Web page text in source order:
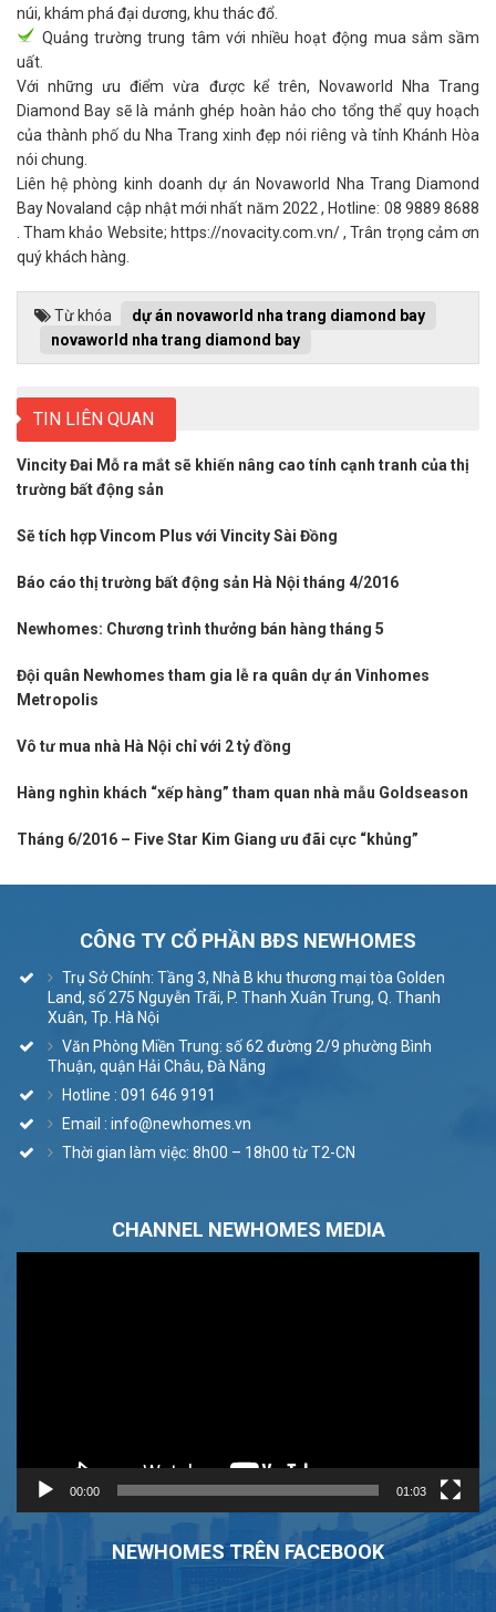
núi, khám phá đại dương, khu thác đổ.
Quảng trường trung tâm với nhiều hoạt động mua sắm sầm
uất.
Với những ưu điểm vừa được kể trên, Novaworld Nha Trang
Diamond Bay sẽ là mảnh ghép hoàn hảo cho tổng thể quy hoạch
của thành phố du Nha Trang xinh đẹp nói riêng và tỉnh Khánh Hòa
nói chung.
Liên hệ phòng kinh doanh dự án Novaworld Nha Trang Diamond
Bay Novaland cập nhật mới nhất năm 2022 , Hotline: 08 9889 8688
. Tham khảo Website; https://novacity.com.vn/, Trân trọng cảm ơn
quý khách hàng.
Từ khóa
dự án novaworld nha trang diamond bay
novaworld nha trang diamond bay
TIN LIÊN QUAN
Vincity Đai Mỗ ra mắt sẽ khiến nâng cao tính cạnh tranh của thị
trường bất động sản
Sẽ tích hợp Vincom Plus với Vincity Sài Đồng
Báo cáo thị trường bất động sản Hà Nội tháng 4/2016
Newhomes: Chương trình thưởng bán hàng tháng 5
Đội quân Newhomes tham gia lễ ra quân dự án Vinhomes
Metropolis
Vô tư mua nhà Hà Nội chỉ với 2 tỷ đồng
Hàng nghìn khách “xếp hàng” tham quan nhà mẫu Goldseason
Tháng 6/2016 – Five Star Kim Giang ưu đãi cực “khủng”
CÔNG TY CỔ PHẦN BĐS NEWHOMES
Trụ Sở Chính: Tầng 3, Nhà B khu thương mại tòa Golden
Land, số 275 Nguyễn Trãi, P. Thanh Xuân Trung, Q. Thanh
Xuân, Tp. Hà Nội
Văn Phòng Miền Trung: số 62 đường 2/9 phường Bình
Thuận, quận Hải Châu, Đà Nẵng
Hotline : 091 646 9191
Email : info@newhomes.vn
Thời gian làm việc: 8h00 – 18h00 từ T2-CN
CHANNEL NEWHOMES MEDIA
00:00 01:03
NEWHOMES TRÊN FACEBOOK